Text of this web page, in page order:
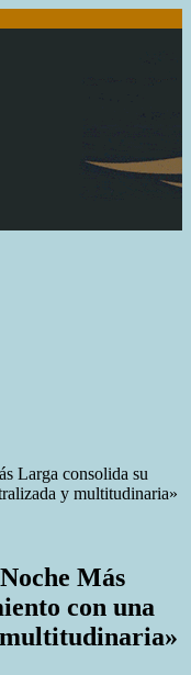
Larga consolida su
y multitudinaria»
Más
con una